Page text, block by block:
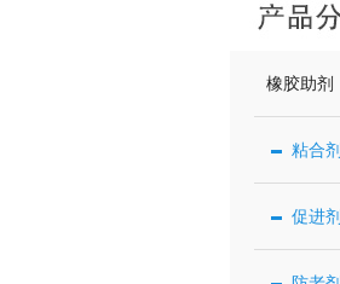
橡胶助剂
粘合剂
促进剂